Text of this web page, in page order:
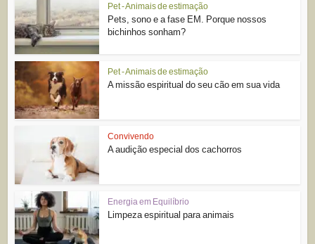
Pet - Animais de estimação
Pets, sono e a fase EM. Porque nossos
bichinhos sonham?
Pet - Animais de estimação
A missão espiritual do seu cão em sua vida
Convivendo
A audição especial dos cachorros
Energia em Equilíbrio
Limpeza espiritual para animais